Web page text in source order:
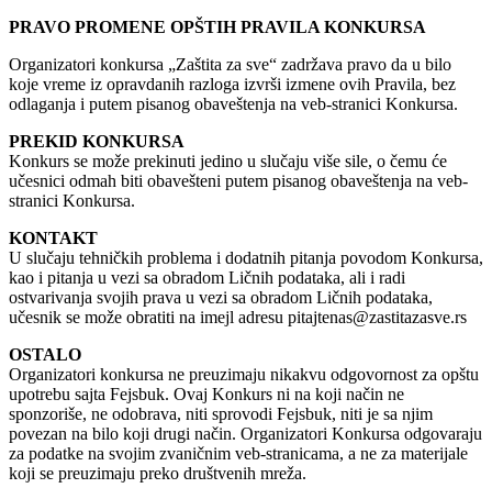
PRAVO PROMENE OPŠTIH PRAVILA KONKURSA
Organizatori konkursa „Zaštita za sve“ zadržava pravo da u bilo
koje vreme iz opravdanih razloga izvrši izmene ovih Pravila, bez
odlaganja i putem pisanog obaveštenja na veb-stranici Konkursa.
PREKID KONKURSA
Konkurs se može prekinuti jedino u slučaju više sile, o čemu će
učesnici odmah biti obavešteni putem pisanog obaveštenja na veb-
stranici Konkursa.
KONTAKT
U slučaju tehničkih problema i dodatnih pitanja povodom Konkursa,
kao i pitanja u vezi sa obradom Ličnih podataka, ali i radi
ostvarivanja svojih prava u vezi sa obradom Ličnih podataka,
učesnik se može obratiti na imejl adresu pitajtenas@zastitazasve.rs
OSTALO
Organizatori konkursa ne preuzimaju nikakvu odgovornost za opštu
upotrebu sajta Fejsbuk. Ovaj Konkurs ni na koji način ne
sponzoriše, ne odobrava, niti sprovodi Fejsbuk, niti je sa njim
povezan na bilo koji drugi način. Organizatori Konkursa odgovaraju
za podatke na svojim zvaničnim veb-stranicama, a ne za materijale
koji se preuzimaju preko društvenih mreža.